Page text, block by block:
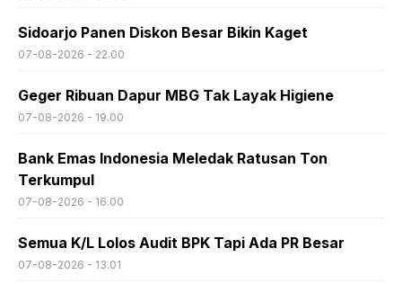
Sidoarjo Panen Diskon Besar Bikin Kaget
07-08-2026 - 22.00
Geger Ribuan Dapur MBG Tak Layak Higiene
07-08-2026 - 19.00
Bank Emas Indonesia Meledak Ratusan Ton
Terkumpul
07-08-2026 - 16.00
Semua K/L Lolos Audit BPK Tapi Ada PR Besar
07-08-2026 - 13.01